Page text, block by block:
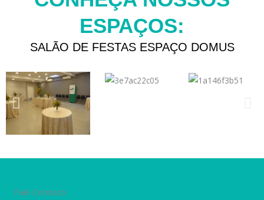
ESPAÇOS:
SALÃO DE FESTAS ESPAÇO DOMUS
Fale Conosco